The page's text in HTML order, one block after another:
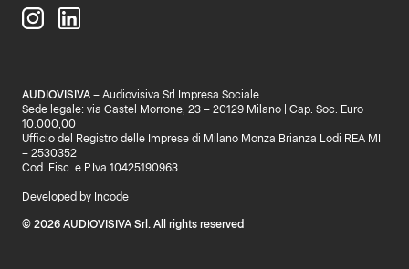
AUDIOVISIVA – Audiovisiva Srl Impresa Sociale
Sede legale: via Castel Morrone, 23 – 20129 Milano | Cap. Soc. Euro
10.000,00
Ufficio del Registro delle Imprese di Milano Monza Brianza Lodi REA MI
– 2530352
Cod. Fisc. e P.Iva 10425190963
Developed by Incode
© 2026 AUDIOVISIVA Srl. All rights reserved